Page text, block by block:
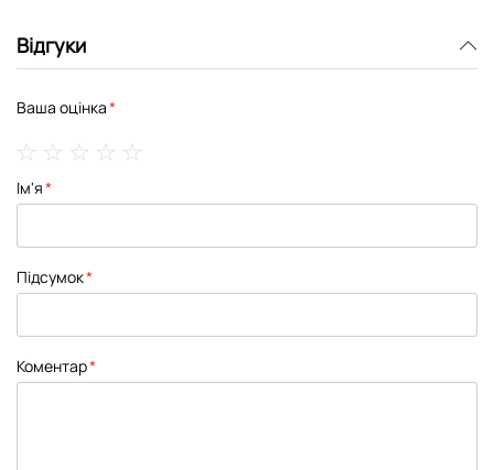
Відгуки
Ваша оцінка
star
stars
stars
stars
stars
Ім'я
Підсумок
Коментар